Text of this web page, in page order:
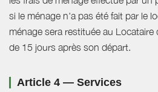
si le ménage n'a pas été fait par le
ménage sera restituée au
de 15 jours après son départ.
Article 4 — Services